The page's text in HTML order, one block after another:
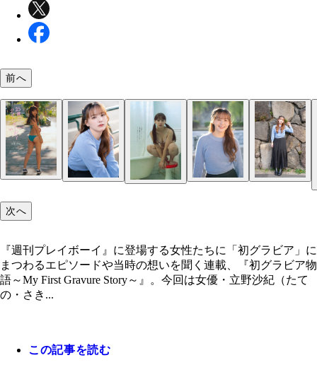
前へ
次へ
『週刊プレイボーイ』に登場する女性たちに「初グラビア」に
まつわるエピソードや当時の想いを聞く連載、『初グラビア物
語～My First Gravure Story～』。今回は女優・立野沙紀（たて
の・さき...
この記事を読む